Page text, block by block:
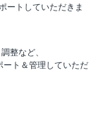
ートしていただきま
整など、
ート＆管理していただ